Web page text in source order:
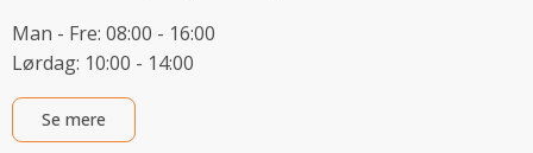
Man - Fre: 08:00 - 16:00
Lørdag: 10:00 - 14:00
Se mere